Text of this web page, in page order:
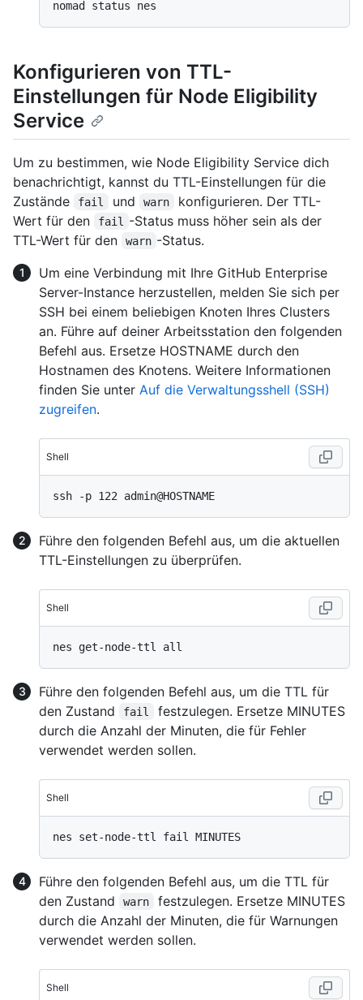
Konfigurieren von TTL-
Einstellungen für Node Eligibility
Service
Um zu bestimmen, wie Node Eligibility Service dich
benachrichtigt, kannst du TTL-Einstellungen für die
Zustände
fail und warn
konfigurieren. Der TTL-
Wert für den
fail
-Status muss höher sein als der
TTL-Wert für den
warn -Status.
Um eine Verbindung mit Ihre GitHub Enterprise
Server-Instance herzustellen, melden Sie sich per
SSH bei einem beliebigen Knoten Ihres Clusters
an. Führe auf deiner Arbeitsstation den folgenden
Befehl aus. Ersetze HOSTNAME durch den
Hostnamen des Knotens. Weitere Informationen
finden Sie unter Auf die Verwaltungsshell (SSH)
zugreifen.
Shell
Führe den folgenden Befehl aus, um die aktuellen
TTL-Einstellungen zu überprüfen.
Shell
Führe den folgenden Befehl aus, um die TTL für
den Zustand
fail
festzulegen. Ersetze MINUTES
durch die Anzahl der Minuten, die für Fehler
verwendet werden sollen.
Shell
Führe den folgenden Befehl aus, um die TTL für
den Zustand
warn
festzulegen. Ersetze MINUTES
durch die Anzahl der Minuten, die für Warnungen
verwendet werden sollen.
Shell